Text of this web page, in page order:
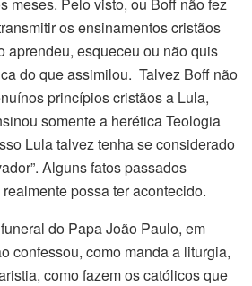
os ensinamentos cristãos
aprendeu, esqueceu ou não quis
do que assimilou. Talvez Boff não
princípios cristãos a Lula,
somente a herética Teologia
Lula talvez tenha se considerado
Alguns fatos passados
possa ter acontecido.
do Papa João Paulo, em
confessou, como manda a liturgia,
como fazem os católicos que